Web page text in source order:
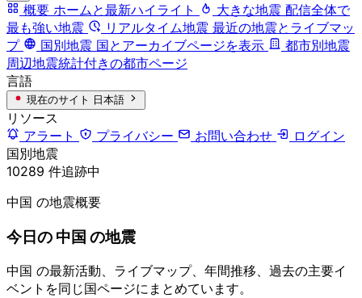
概要 ホームと最新ハイライト 大きな地震 配信全体で
最も強い地震
リアルタイム地震 最近の地震とライブマッ
プ
国別地震 国とアーカイブページを表示
都市別地震
周辺地震統計付きの都市ページ
言語
現在のサイト 日本語
リソース
アラート
プライバシー お問い合わせ
ログイン
国別地震
10289 件追跡中
中国 の地震概要
今日の 中国 の地震
中国 の最新活動、ライブマップ、年間推移、過去の主要イ
ベントを同じ国ページにまとめています。